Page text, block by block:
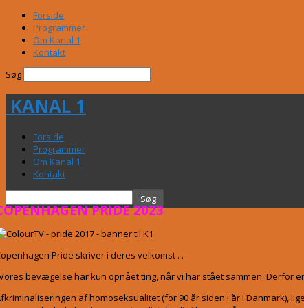
Forside
Programmer
Om Kanal 1
Kontakt
Søg
KANAL 1
Forside
Programmer
Om Kanal 1
Kontakt
PRIDE 2023
Pride skriver i deres velkomst . .
bevægelse har kun opnået ting, når vi har stået sammen. Derfor
af homoseksualitet (for 90 år siden i år i Danmark),